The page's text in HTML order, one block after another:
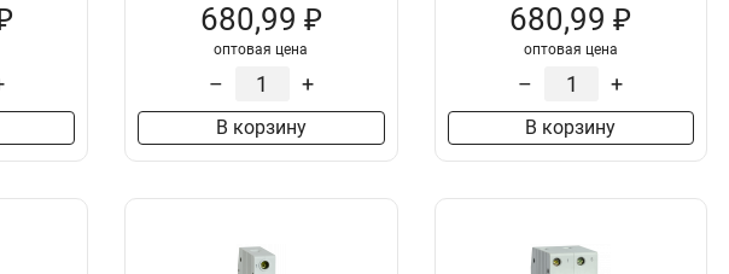
680,99 ₽
оптовая цена
– +
В корзину
680,99 ₽
оптовая цена
– +
В корзину